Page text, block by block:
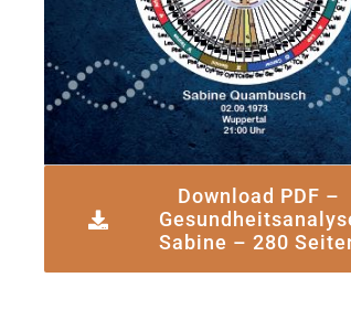
Download PDF –
Sabine – 280